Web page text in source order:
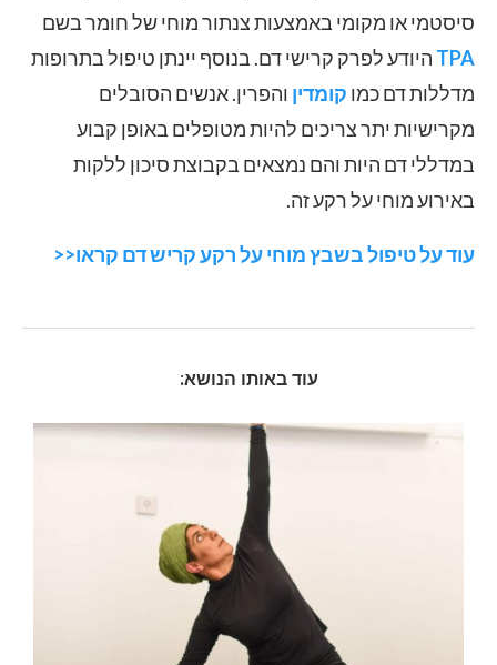
סיסטמי או מקומי באמצעות צנתור מוחי של חומר בשם
TPA היודע לפרק קרישי דם. בנוסף יינתן טיפול בתרופות
מדללות דם כמו קומדין והפרין. אנשים הסובלים
מקרישיות יתר צריכים להיות מטופלים באופן קבוע
במדללי דם היות והם נמצאים בקבוצת סיכון ללקות
באירוע מוחי על רקע זה.
עוד על טיפול בשבץ מוחי על רקע קריש דם קראו<<
עוד באותו הנושא: